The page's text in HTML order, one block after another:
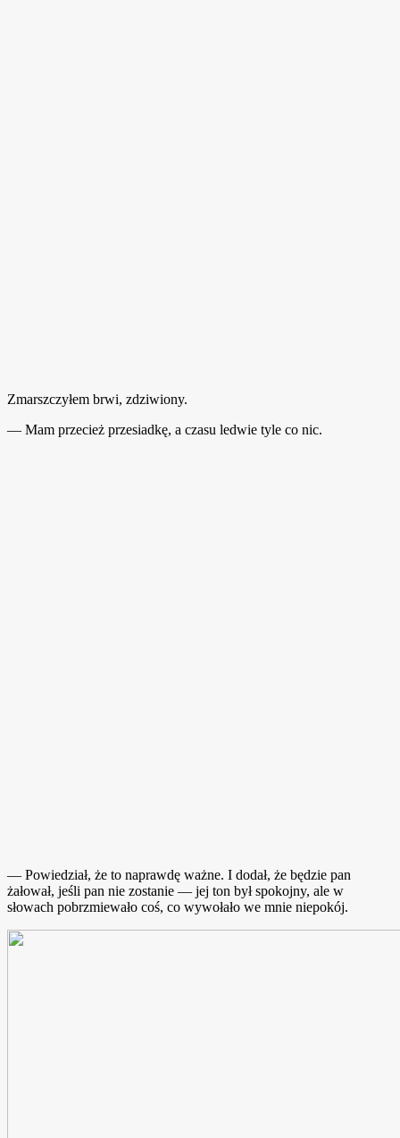
Zmarszczyłem brwi, zdziwiony.
— Mam przecież przesiadkę, a czasu ledwie tyle co nic.
— Powiedział, że to naprawdę ważne. I dodał, że będzie pan
żałował, jeśli pan nie zostanie — jej ton był spokojny, ale w
słowach pobrzmiewało coś, co wywołało we mnie niepokój.